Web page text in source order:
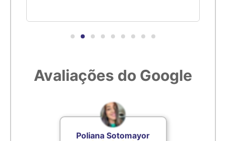
6,8cm 28
Avaliações do Google
Poliana Sotomayor